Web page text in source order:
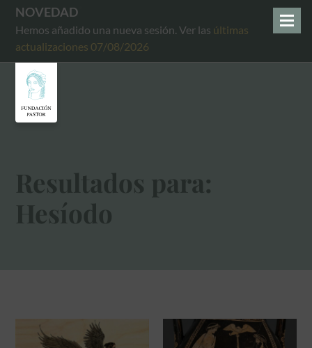
NOVEDAD
Hemos añadido una nueva sesión. Ver las últimas
actualizaciones 07/08/2026
Resultados para:
Hesíodo